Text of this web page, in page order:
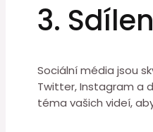
3.
Sociální média jsou
Twitter, Instagram a
téma vašich videí,